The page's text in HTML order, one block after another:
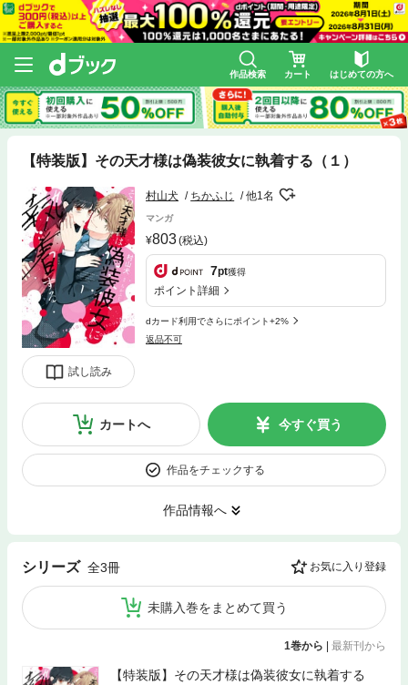
作品検索 カート はじめての方へ
【特装版】その天才様は偽装彼女に執着する（１）
試し読み
村山犬 ちかふじ 他1名
マンガ
803(税込)
7pt獲得
ポイント詳細
dカード利用でさらにポイント+2%
返品不可
カートへ 今すぐ買う
作品をチェックする
作品情報へ
シリーズ 全3冊 お気に入り登録
未購入巻をまとめて買う
1巻から | 最新刊から
【特装版】その天才様は偽装彼女に執着する